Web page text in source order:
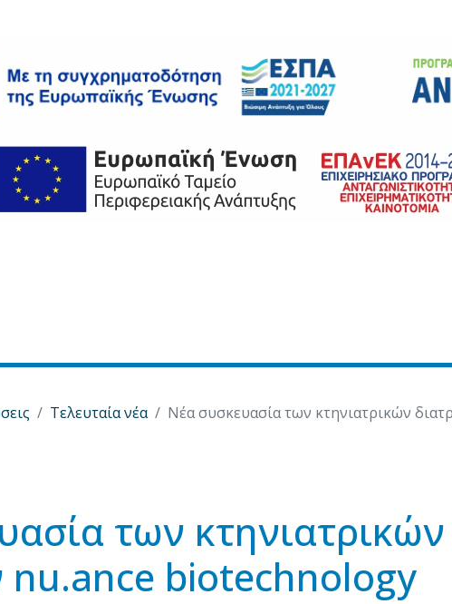
Τελευταία νέα Νέα συσκευασία των κτηνιατρικών
των
nu.ance biotechnology